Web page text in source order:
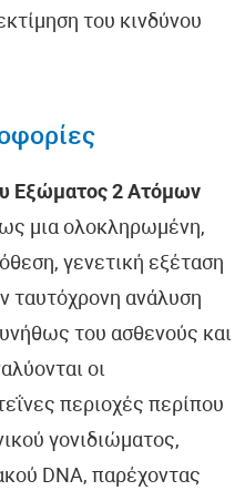
του κινδύνου
Εξώματος 2 Ατόμων
μια ολοκληρωμένη,
γενετική εξέταση
ταυτόχρονη ανάλυση
του ασθενούς και
οι
περιοχές περίπου
γονιδιώματος,
DNA, παρέχοντας